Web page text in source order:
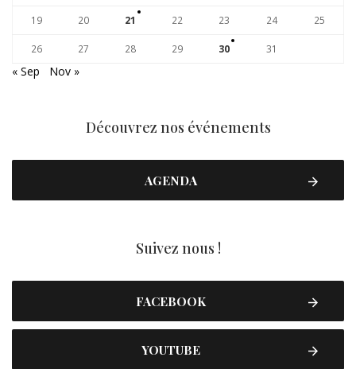
19 20 21 22 23 24 25
26 27 28 29 30 31
« Sep Nov »
Découvrez nos événements
AGENDA
Suivez nous !
FACEBOOK
YOUTUBE